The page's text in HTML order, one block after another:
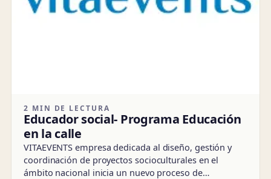
2 MIN DE LECTURA
Educador social- Programa Educación
en la calle
VITAEVENTS empresa dedicada al diseño, gestión y
coordinación de proyectos socioculturales en el
ámbito nacional inicia un nuevo proceso de…